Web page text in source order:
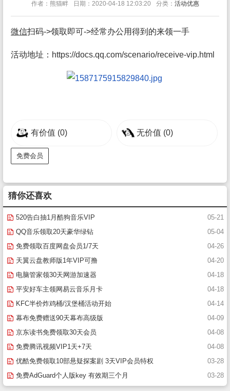
作者：熊猫畔 日期：2020-04-18 12:03:20 分类： 活动优惠
微信扫码->领取即可->经常办公用得到的来领一手
活动地址： https://docs.qq.com/scenario/receive-vip.html
有价值 (0) 无价值 (0)
免费会员
猜你还喜欢
05-21
520告白抽1月酷狗音乐VIP
05-04
QQ音乐领取20天豪华绿钻
04-26
免费领取百度网盘会员1/7天
04-20
天翼云盘教师版1年VIP可撸
04-18
电脑管家领30天网游加速器
04-18
平安好车主领网易云音乐月卡
04-14
KFC半价炸鸡桶/汉堡桶活动开始
04-09
幕布免费赠送90天幕布高级版
04-08
京东读书免费领取30天会员
04-08
免费腾讯视频VIP1天+7天
03-28
优酷免费领取10部悬疑探案剧 3天VIP会员特权
03-28
免费AdGuard个人版key 有效期三个月